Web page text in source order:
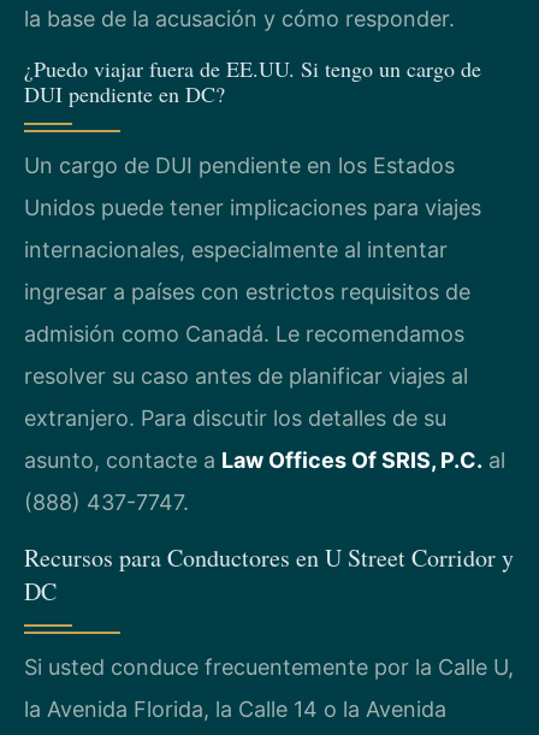
la base de la acusación y cómo responder.
¿Puedo viajar fuera de EE.UU. Si tengo un cargo de
DUI pendiente en DC?
Un cargo de DUI pendiente en los Estados
Unidos puede tener implicaciones para viajes
internacionales, especialmente al intentar
ingresar a países con estrictos requisitos de
admisión como Canadá. Le recomendamos
resolver su caso antes de planificar viajes al
extranjero. Para discutir los detalles de su
asunto, contacte a Law Offices Of SRIS, P.C. al
(888) 437-7747.
Recursos para Conductores en U Street Corridor y
DC
Si usted conduce frecuentemente por la Calle U,
la Avenida Florida, la Calle 14 o la Avenida